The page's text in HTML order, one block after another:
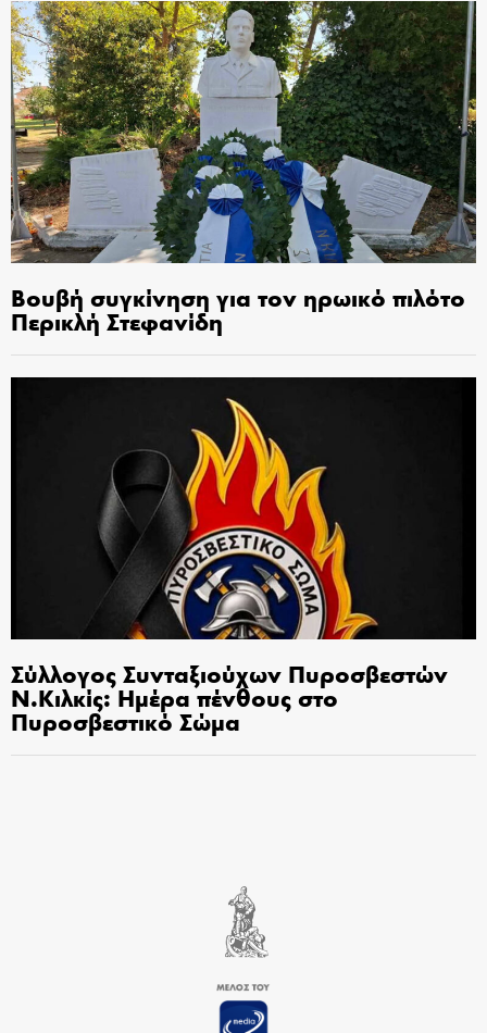
Βουβή συγκίνηση για τον ηρωικό πιλότο
Περικλή Στεφανίδη
Σύλλογος Συνταξιούχων Πυροσβεστών
Ν.Κιλκίς: Ημέρα πένθους στο
Πυροσβεστικό Σώμα